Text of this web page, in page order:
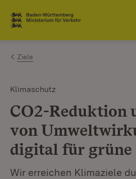
Zum Inhalt springen
Link zur Startseite
Ziele
Klimaschutz
CO2-Reduktion
von
digital für
Wir erreichen Klimaziele